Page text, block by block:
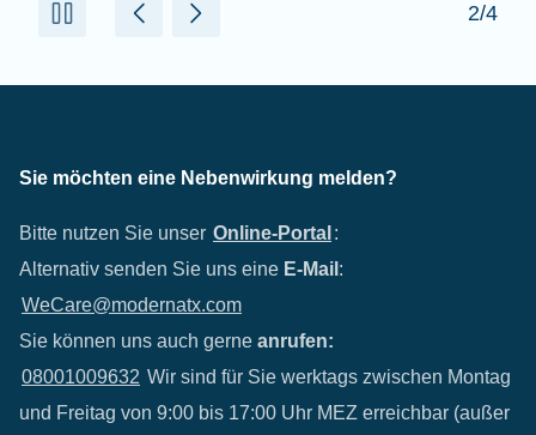
2/4
Sie möchten eine Nebenwirkung melden?
Bitte nutzen Sie unser Online-Portal :
Alternativ senden Sie uns eine E-Mail :
WeCare@modernatx.com
Sie können uns auch gerne anrufen:
08001009632 Wir sind für Sie werktags zwischen Montag
und Freitag von 9:00 bis 17:00 Uhr MEZ erreichbar (außer